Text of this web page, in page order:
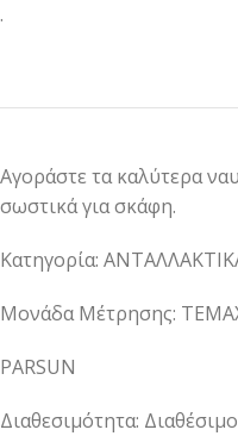
.
Αγοράστε τα καλύτερα
σωστικά για σκάφη.
Κατηγορία:
Μονάδα Μέτρησης:
PARSUN
Διαθεσιμότητα: Διαθέσιμο